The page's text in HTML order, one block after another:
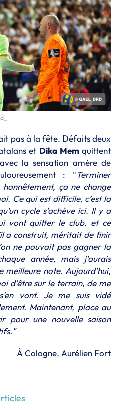
pas à la fête. Défaits deux
et Dika Memquittent
la sensation amère de
: "Terminer
ça ne change
Ce qui est difficile, c’est la
cycle s’achève ici. Il y a
vont quitter le club, et ce
a construit, méritait de finir
ne pouvait pas gagner la
année, mais j’aurais
meilleure note. Aujourd’hui,
d’être sur le terrain, de me
vont. Je me suis vidé
Maintenant, place au
pour une nouvelle saison
À Cologne, Aurélien Fort